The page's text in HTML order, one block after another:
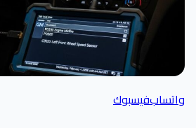
واتسابفيسبوك